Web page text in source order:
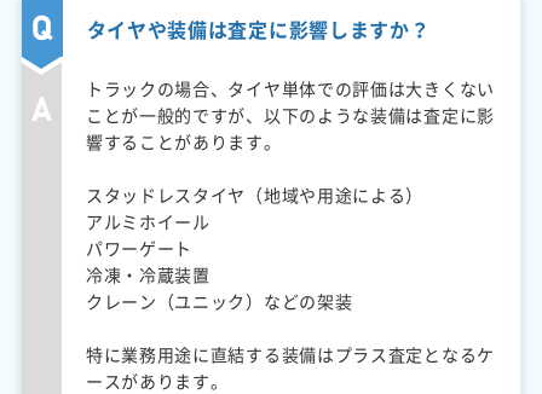
タイヤや装備は査定に影響しますか？
トラックの場合、タイヤ単体での評価は大きくない
ことが一般的ですが、以下のような装備は査定に影
響することがあります。
スタッドレスタイヤ（地域や用途による）
アルミホイール
パワーゲート
冷凍・冷蔵装置
クレーン（ユニック）などの架装
特に業務用途に直結する装備はプラス査定となるケ
ースがあります。